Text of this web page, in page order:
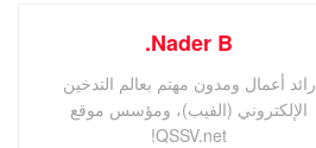
Nader B.
رائد أعمال ومدون مهتم بعالم التدخين
الإلكتروني (الفيب)، ومؤسس موقع
QSSV.net!